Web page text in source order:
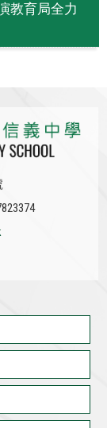
教育局全力